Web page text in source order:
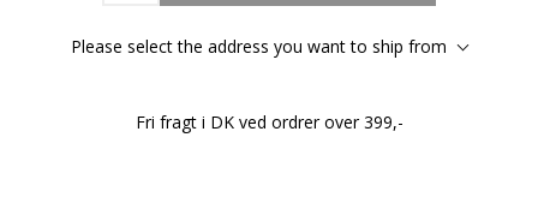
Please select the address you want to ship from
Fri fragt i DK ved ordrer over 399,-